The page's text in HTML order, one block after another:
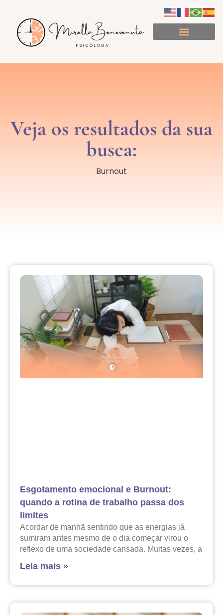
Veja os resultados da sua
busca:
Burnout
Esgotamento emocional e Burnout:
quando a rotina de trabalho passa dos
limites
Acordar de manhã sentindo que as energias já
sumiram antes mesmo de o dia começar virou o
reflexo de uma sociedade cansada. Muitas vezes, a
Leia mais »